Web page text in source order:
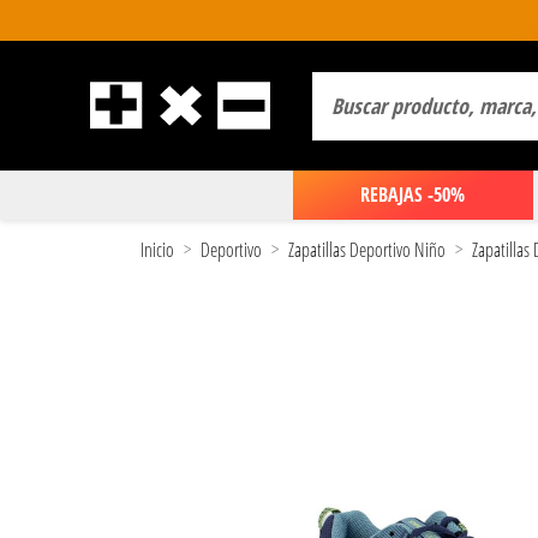
REBAJAS -50%
Inicio Deportivo Zapatillas Deportivo Niño Zapatillas